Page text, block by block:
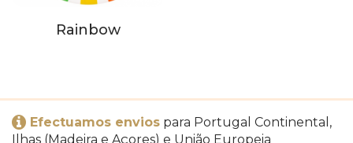
Rainbow
Efectuamos envios para Portugal Continental,
Ilhas (Madeira e Açores) e União Europeia